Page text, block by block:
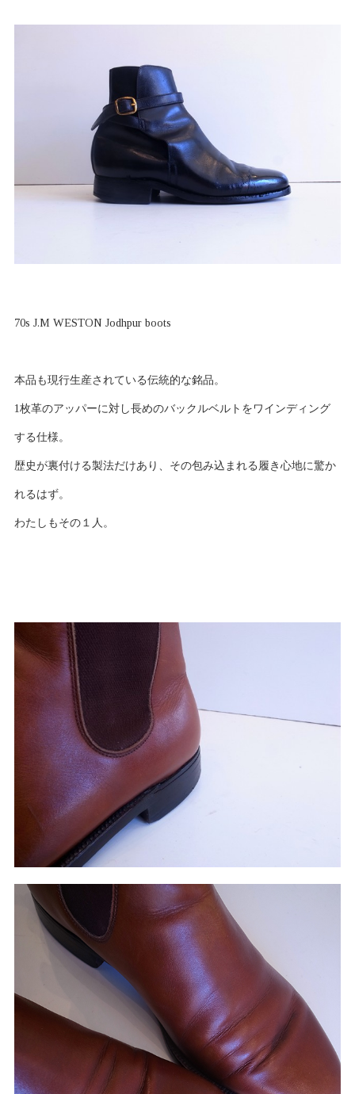
70s J.M WESTON Jodhpur boots
本品も現行生産されている伝統的な銘品。
1枚革のアッパーに対し長めのバックルベルトをワインディング
する仕様。
歴史が裏付ける製法だけあり、その包み込まれる履き心地に驚か
れるはず。
わたしもその１人。